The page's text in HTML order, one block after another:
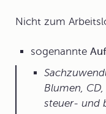
Nicht zum
sogenannte
Blumen,
steuer- und